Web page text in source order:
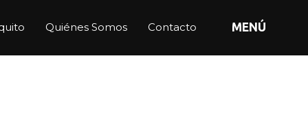
Quiénes Somos Contacto MENÚ
– Bakery